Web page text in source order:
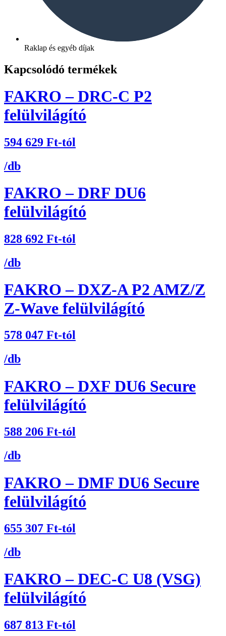
Raklap és egyéb díjak
Kapcsolódó termékek
FAKRO – DRC-C P2
felülvilágító
594 629 Ft-tól
/db
FAKRO – DRF DU6
felülvilágító
828 692 Ft-tól
/db
FAKRO – DXZ-A P2 AMZ/Z
Z-Wave felülvilágító
578 047 Ft-tól
/db
FAKRO – DXF DU6 Secure
felülvilágító
588 206 Ft-tól
/db
FAKRO – DMF DU6 Secure
felülvilágító
655 307 Ft-tól
/db
FAKRO – DEC-C U8 (VSG)
felülvilágító
687 813 Ft-tól